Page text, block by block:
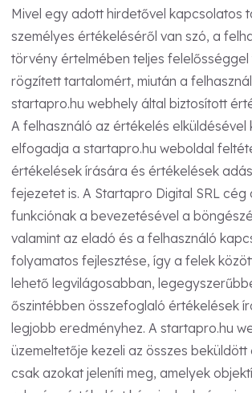
Mivel egy adott hirdetővel kapcsolatos
személyes értékeléséről van szó, a
törvény értelmében teljes felelősséggel
rögzített tartalomért, miután a
startapro.hu webhely által biztosított
A felhasználó az értékelés elküldésével
elfogadja a startapro.hu weboldal
értékelések írására és értékelések
fejezetet is. A Startapro Digital SRL cég
funkciónak a bevezetésével a
valamint az eladó és a felhasználó
folyamatos fejlesztése, így a felek
lehető legvilágosabban,
őszintébben összefoglaló értékelések
legjobb eredményhez. A startapro.hu
üzemeltetője kezeli az összes beküldött
csak azokat jeleníti meg, amelyek